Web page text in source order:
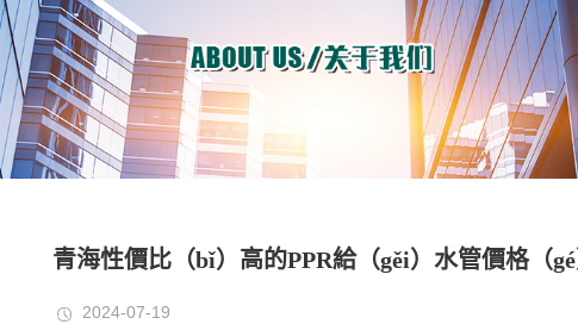
家（jiā）裝燃氣管
道
家裝暖通管道
家庭地暖管道
（dào）
暖（nuǎn）通閥門
新品推（tuī）薦
視頻影像
青海性價比（bǐ）高的PPR給（gěi）水管價格（
2024-07-19